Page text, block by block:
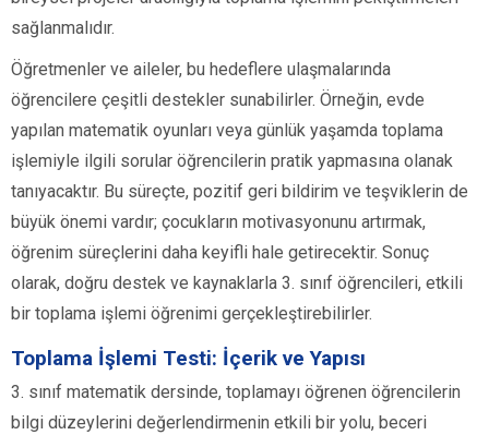
sağlanmalıdır.
Öğretmenler ve aileler, bu hedeflere ulaşmalarında
öğrencilere çeşitli destekler sunabilirler. Örneğin, evde
yapılan matematik oyunları veya günlük yaşamda toplama
işlemiyle ilgili sorular öğrencilerin pratik yapmasına olanak
tanıyacaktır. Bu süreçte, pozitif geri bildirim ve teşviklerin de
büyük önemi vardır; çocukların motivasyonunu artırmak,
öğrenim süreçlerini daha keyifli hale getirecektir. Sonuç
olarak, doğru destek ve kaynaklarla 3. sınıf öğrencileri, etkili
bir toplama işlemi öğrenimi gerçekleştirebilirler.
Toplama İşlemi Testi: İçerik ve Yapısı
3. sınıf matematik dersinde, toplamayı öğrenen öğrencilerin
bilgi düzeylerini değerlendirmenin etkili bir yolu, beceri